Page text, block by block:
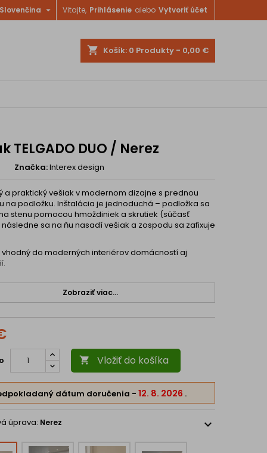
Vitajte, Prihlásenie alebo Vytvoriť účet
Slovenčina 
shopping_cart Košík: 0 Produkty - 0,00 €
TELGADO DUO / Nerez
Značka:Interex design
a praktický vešiak v modernom dizajne s prednou
na podložku. Inštalácia je jednoduchá – podložka sa
stenu pomocou hmoždiniek a skrutiek (súčasť
sa na ňu nasadí vešiak a zospodu sa zafixuje
vhodný do moderných interiérov domácností aj
od steny): 40 mm
mm
materiál je súčasťou balenia.
Zobraziť viac...
 Vložiť do košíka
dátum doručenia - 12. 8. 2026 .
úprava: Nerez expand_more